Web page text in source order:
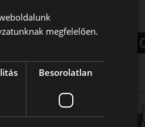
megfelelően.
Besorolatlan